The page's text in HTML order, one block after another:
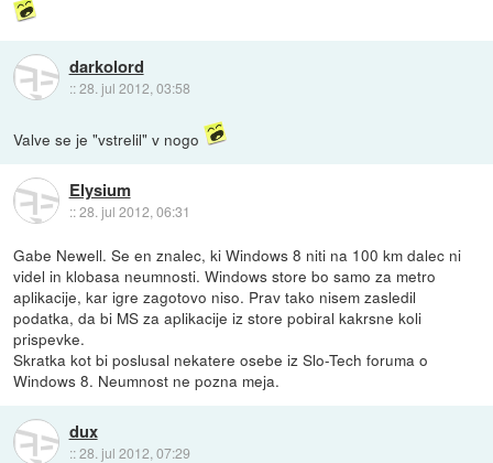
darkolord
::28. jul 2012, 03:58
Valve se je "vstrelil" v nogo
Elysium
::28. jul 2012, 06:31
Gabe Newell. Se en znalec, ki Windows 8 niti na 100 km dalec ni
videl in klobasa neumnosti. Windows store bo samo za metro
aplikacije, kar igre zagotovo niso. Prav tako nisem zasledil
podatka, da bi MS za aplikacije iz store pobiral kakrsne koli
prispevke.
Skratka kot bi poslusal nekatere osebe iz Slo-Tech foruma o
Windows 8. Neumnost ne pozna meja.
dux
::28. jul 2012, 07:29